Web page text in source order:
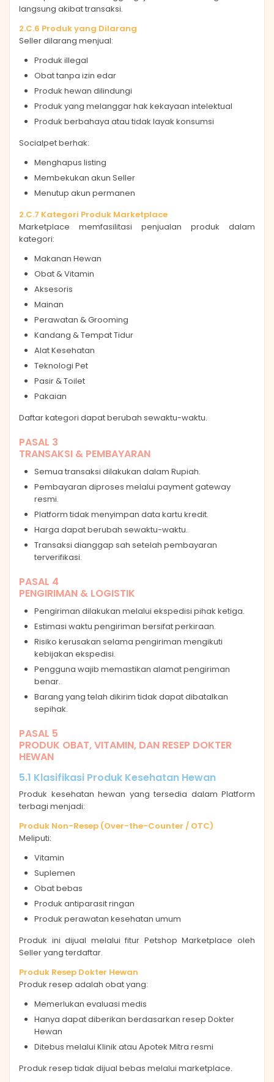
langsung akibat transaksi.
2.C.6 Produk yang Dilarang
Seller dilarang menjual:
Produk illegal
Obat tanpa izin edar
Produk hewan dilindungi
Produk yang melanggar hak kekayaan intelektual
Produk berbahaya atau tidak layak konsumsi
Socialpet berhak:
Menghapus listing
Membekukan akun Seller
Menutup akun permanen
2.C.7 Kategori Produk Marketplace
Marketplace memfasilitasi penjualan produk dalam
kategori:
Makanan Hewan
Obat & Vitamin
Aksesoris
Mainan
Perawatan & Grooming
Kandang & Tempat Tidur
Alat Kesehatan
Teknologi Pet
Pasir & Toilet
Pakaian
Daftar kategori dapat berubah sewaktu-waktu.
PASAL 3
TRANSAKSI & PEMBAYARAN
Semua transaksi dilakukan dalam Rupiah.
Pembayaran diproses melalui payment gateway
resmi.
Platform tidak menyimpan data kartu kredit.
Harga dapat berubah sewaktu-waktu.
Transaksi dianggap sah setelah pembayaran
terverifikasi.
PASAL 4
PENGIRIMAN & LOGISTIK
Pengiriman dilakukan melalui ekspedisi pihak ketiga.
Estimasi waktu pengiriman bersifat perkiraan.
Risiko kerusakan selama pengiriman mengikuti
kebijakan ekspedisi.
Pengguna wajib memastikan alamat pengiriman
benar.
Barang yang telah dikirim tidak dapat dibatalkan
sepihak.
PASAL 5
PRODUK OBAT, VITAMIN, DAN RESEP DOKTER
HEWAN
5.1 Klasifikasi Produk Kesehatan Hewan
Produk kesehatan hewan yang tersedia dalam Platform
terbagi menjadi:
Produk Non-Resep (Over-the-Counter / OTC)
Meliputi:
Vitamin
Suplemen
Obat bebas
Produk antiparasit ringan
Produk perawatan kesehatan umum
Produk ini dijual melalui fitur Petshop Marketplace oleh
Seller yang terdaftar.
Produk Resep Dokter Hewan
Produk resep adalah obat yang:
Memerlukan evaluasi medis
Hanya dapat diberikan berdasarkan resep Dokter
Hewan
Ditebus melalui Klinik atau Apotek Mitra resmi
Produk resep tidak dijual bebas melalui marketplace.